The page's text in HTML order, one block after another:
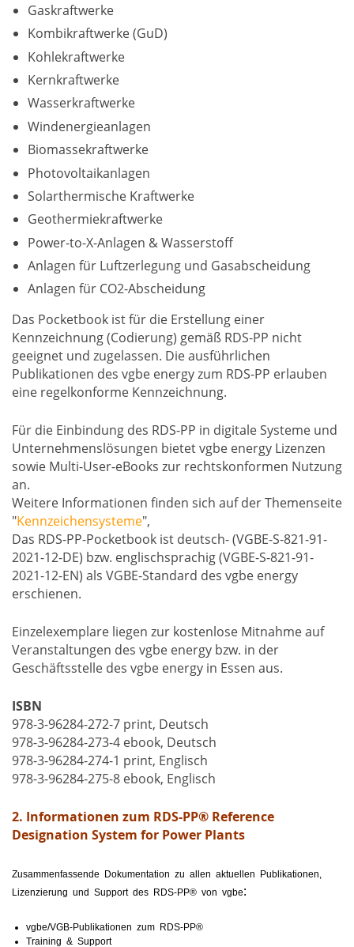
Gaskraftwerke
Kombikraftwerke (GuD)
Kohlekraftwerke
Kernkraftwerke
Wasserkraftwerke
Windenergieanlagen
Biomassekraftwerke
Photovoltaikanlagen
Solarthermische Kraftwerke
Geothermiekraftwerke
Power-to-X-Anlagen & Wasserstoff
Anlagen für Luftzerlegung und Gasabscheidung
Anlagen für CO2-Abscheidung
Das Pocketbook ist für die Erstellung einer
Kennzeichnung (Codierung) gemäß RDS-PP nicht
geeignet und zugelassen. Die ausführlichen
Publikationen des vgbe energy zum RDS-PP erlauben
eine regelkonforme Kennzeichnung.
Für die Einbindung des RDS-PP in digitale Systeme und
Unternehmenslösungen bietet vgbe energy Lizenzen
sowie Multi-User-eBooks zur rechtskonformen Nutzung
an.
Weitere Informationen finden sich auf der Themenseite
"Kennzeichensysteme",
Das RDS-PP-Pocketbook ist deutsch- (VGBE-S-821-91-
2021-12-DE) bzw. englischsprachig (VGBE-S-821-91-
2021-12-EN) als VGBE-Standard des vgbe energy
erschienen.
Einzelexemplare liegen zur kostenlose Mitnahme auf
Veranstaltungen des vgbe energy bzw. in der
Geschäftsstelle des vgbe energy in Essen aus.
ISBN
978-3-96284-272-7 print, Deutsch
978-3-96284-273-4 ebook, Deutsch
978-3-96284-274-1 print, Englisch
978-3-96284-275-8 ebook, Englisch
2. Informationen zum RDS-PP® Reference
Designation System for Power Plants
Zusammenfassende Dokumentation zu allen aktuellen Publikationen,
Lizenzierung und Support des RDS-PP® von vgbe:
vgbe/VGB-Publikationen zum RDS-PP®
Training & Support